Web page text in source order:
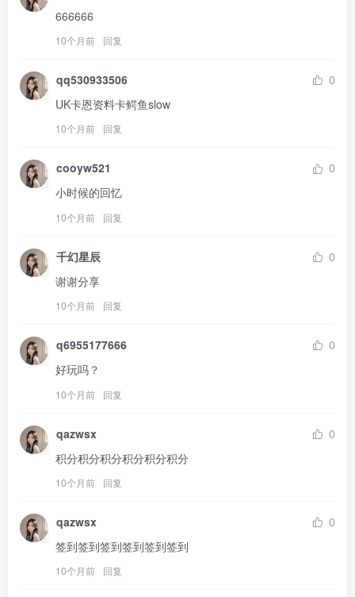
666666
10个月前 回复
qq530933506
0
UK卡恩资料卡鳄鱼slow
10个月前 回复
cooyw521
0
小时候的回忆
10个月前 回复
千幻星辰
0
谢谢分享
10个月前 回复
q6955177666
0
好玩吗？
10个月前 回复
qazwsx
0
积分积分积分积分积分积分
10个月前 回复
qazwsx
0
签到签到签到签到签到签到
10个月前 回复